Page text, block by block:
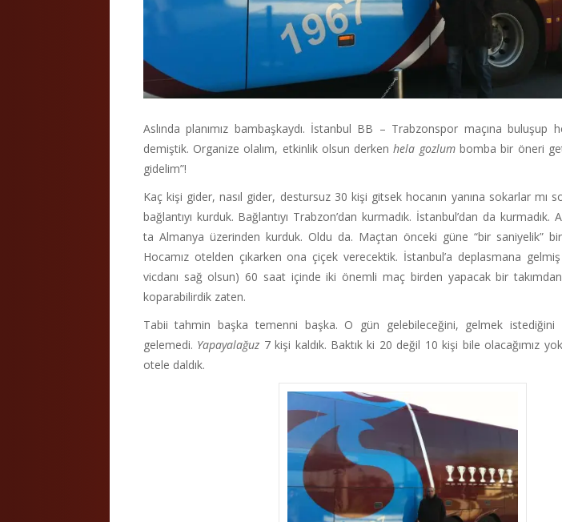
Aslında planımız bambaşkaydı. İstanbul BB – Trabzonspor maçına buluşup
demiştik. Organize olalım, etkinlik olsun derkenhela gozlumbomba bir öneri
gidelim”!
Kaç kişi gider, nasıl gider, destursuz 30 kişi gitsek hocanın yanına sokarlar mı
bağlantıyı kurduk. Bağlantıyı Trabzon’dan kurmadık. İstanbul’dan da kurmadık.
ta Almanya üzerinden kurduk. Oldu da. Maçtan önceki güne “bir saniyelik”
Hocamız otelden çıkarken ona çiçek verecektik. İstanbul’a deplasmana gelmiş
vicdanı sağ olsun) 60 saat içinde iki önemli maç birden yapacak bir takımdan
koparabilirdik zaten.
Tabii tahmin başka temenni başka. O gün gelebileceğini, gelmek istediğini
gelemedi. Yapayalağuz 7 kişi kaldık. Baktık ki 20 değil 10 kişi bile olacağımız
otele daldık.